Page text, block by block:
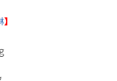
】